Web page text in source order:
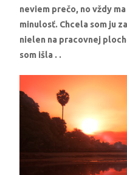
neviem prečo, no vždy
minulosť. Chcela som ju
nielen na pracovnej
som išla . .